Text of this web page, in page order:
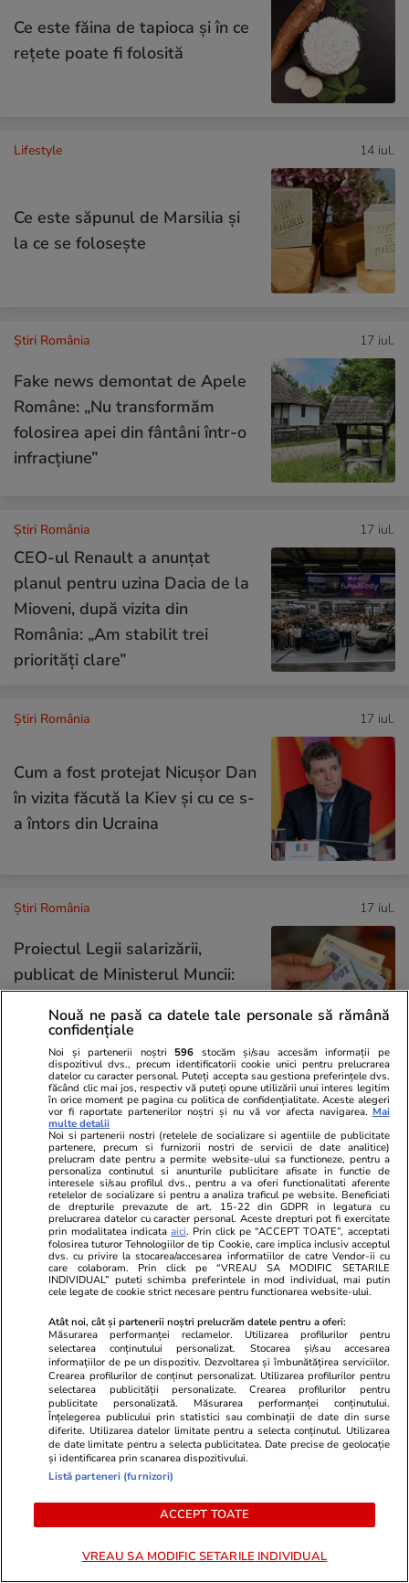
Ce este făina de tapioca și în ce
rețete poate fi folosită
Lifestyle 14 iul.
Ce este săpunul de Marsilia și
la ce se folosește
Știri România 17 iul.
Fake news demontat de Apele
Române: „Nu transformăm
folosirea apei din fântâni într-o
infracțiune”
Știri România 17 iul.
CEO-ul Renault a anunțat
planul pentru uzina Dacia de la
Mioveni, după vizita din
România: „Am stabilit trei
priorități clare”
Știri România 17 iul.
Cum a fost protejat Nicușor Dan
în vizita făcută la Kiev și cu ce s-
a întors din Ucraina
Știri România 17 iul.
Proiectul Legii salarizării,
publicat de Ministerul Muncii:
bază în sectorul bugetar
17 iul.
De ce socialismul și comunismul
sucesc mințile oamenilor?
17 iul.
A doua palmă de la
Luxemburg. De ce ÎCCJ tot
pierde același proces
Incertitudinea și blocajul politic
prelungesc perioada de
Nouă ne pasă ca datele tale personale să rămână
confidențiale
Noi și partenerii noștri 596 stocăm și/sau accesăm informații pe
dispozitivul dvs., precum identificatorii cookie unici pentru prelucrarea
datelor cu caracter personal. Puteți accepta sau gestiona preferințele dvs.
făcând clic mai jos, respectiv vă puteți opune utilizării unui interes legitim
în orice moment pe pagina cu politica de confidențialitate. Aceste alegeri
vor fi raportate partenerilor noștri și nu vă vor afecta navigarea. Mai
multe detalii
Noi si partenerii nostri (retelele de socializare si agentiile de publicitate
partenere, precum si furnizorii nostri de servicii de date analitice)
prelucram date pentru a permite website-ului sa functioneze, pentru a
personaliza continutul si anunturile publicitare afisate in functie de
interesele si/sau profilul dvs., pentru a va oferi functionalitati aferente
retelelor de socializare si pentru a analiza traficul pe website. Beneficiati
de drepturile prevazute de art. 15-22 din GDPR in legatura cu
prelucrarea datelor cu caracter personal. Aceste drepturi pot fi exercitate
prin modalitatea indicataaici. Prin click pe “ACCEPT TOATE”, acceptati
folosirea tuturor Tehnologiilor de tip Cookie, care implica inclusiv acceptul
dvs. cu privire la stocarea/accesarea informatiilor de catre Vendor-ii cu
care colaboram. Prin click pe “VREAU SA MODIFIC SETARILE
INDIVIDUAL” puteti schimba preferintele in mod individual, mai putin
cele legate de cookie strict necesare pentru functionarea website-ului.
Atât noi, cât și partenerii noștri prelucrăm datele pentru a oferi:
Măsurarea performanței reclamelor. Utilizarea profilurilor pentru
selectarea conținutului personalizat. Stocarea și/sau accesarea
informațiilor de pe un dispozitiv. Dezvoltarea și îmbunătățirea serviciilor.
Crearea profilurilor de conținut personalizat. Utilizarea profilurilor pentru
selectarea publicității personalizate. Crearea profilurilor pentru
publicitate personalizată. Măsurarea performanței conținutului.
Înțelegerea publicului prin statistici sau combinații de date din surse
diferite. Utilizarea datelor limitate pentru a selecta conținutul. Utilizarea
de date limitate pentru a selecta publicitatea. Date precise de geolocație
și identificarea prin scanarea dispozitivului.
Listă parteneri (furnizori)
ACCEPT TOATE
VREAU SA MODIFIC SETARILE INDIVIDUAL